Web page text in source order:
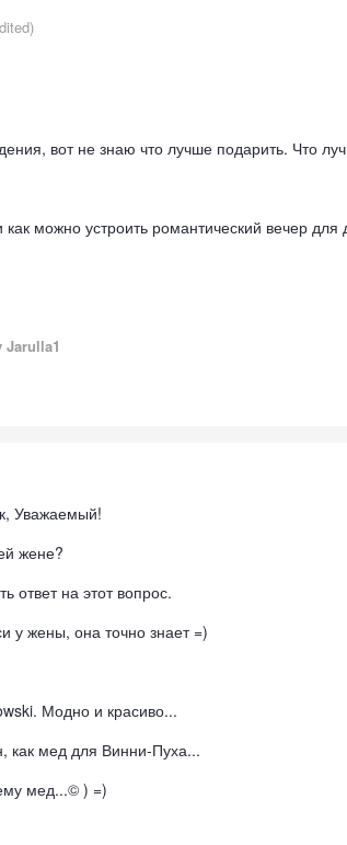
вот не знаю что лучше подарить. Что
можно устроить романтический вечер для
Jarulla1
Уважаемый!
жене?
ответ на этот вопрос.
у жены, она точно знает =)
Модно и красиво...
как мед для Винни-Пуха...
мед...© ) =)